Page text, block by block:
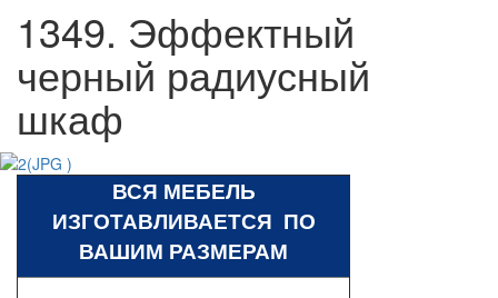
1349. Эффектный
черный радиусный
шкаф
ВСЯ МЕБЕЛЬ
ИЗГОТАВЛИВАЕТСЯ ПО
ВАШИМ РАЗМЕРАМ